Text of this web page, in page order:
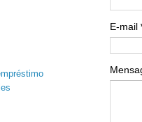
E-mail